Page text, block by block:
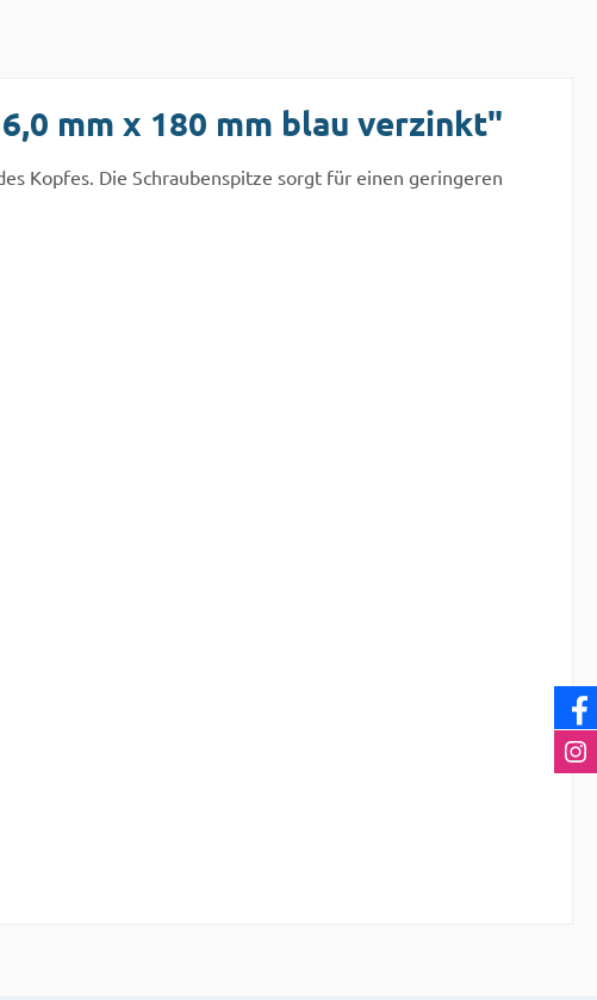
mm x 180 mm blau verzinkt"
Kopfes. Die Schraubenspitze sorgt für einen geringeren